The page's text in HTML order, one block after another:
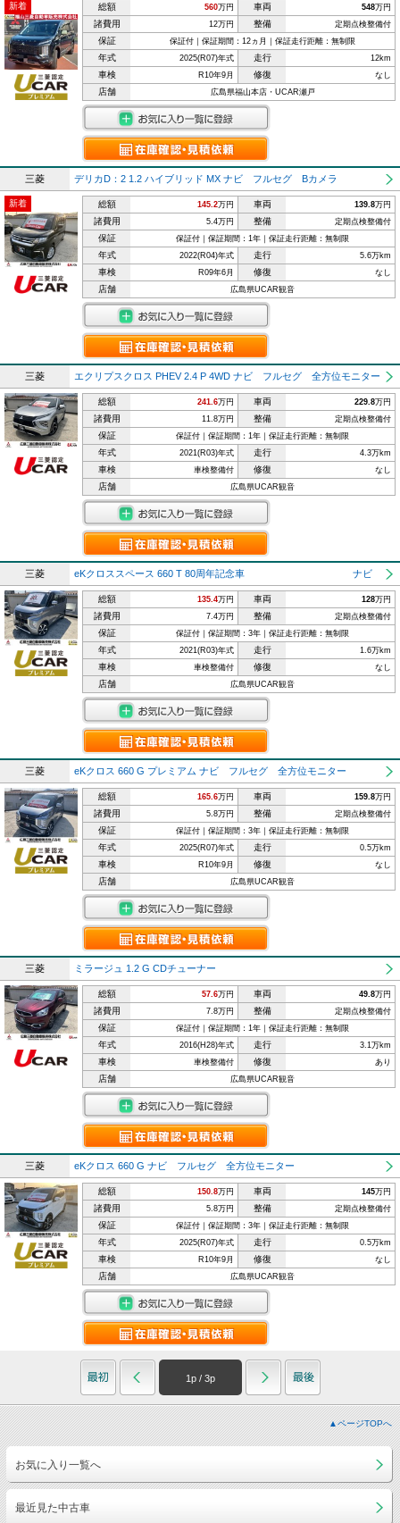
新着 総額 560万円 車両 548万円
諸費用 12万円 整備 定期点検整備付
保証 保証付｜保証期間：12ヵ月｜保証走行距離：無制限
年式 2025(R07)年式 走行 12km
車検 R10年9月 修復 なし
店舗 広島県福山本店・UCAR瀬戸
三菱 デリカD：2 1.2 ハイブリッド MX ナビ フルセグ Bカメラ
新着 総額 145.2万円 車両 139.8万円
諸費用 5.4万円 整備 定期点検整備付
保証 保証付｜保証期間：1年｜保証走行距離：無制限
年式 2022(R04)年式 走行 5.6万km
車検 R09年6月 修復 なし
店舗 広島県UCAR観音
三菱 エクリプスクロス PHEV 2.4 P 4WD ナビ フルセグ 全方位モニター
総額 241.6万円 車両 229.8万円
諸費用 11.8万円 整備 定期点検整備付
保証 保証付｜保証期間：1年｜保証走行距離：無制限
年式 2021(R03)年式 走行 4.3万km
車検 車検整備付 修復 なし
店舗 広島県UCAR観音
三菱 eKクロススペース 660 T 80周年記念車 ナビ
総額 135.4万円 車両 128万円
諸費用 7.4万円 整備 定期点検整備付
保証 保証付｜保証期間：3年｜保証走行距離：無制限
年式 2021(R03)年式 走行 1.6万km
車検 車検整備付 修復 なし
店舗 広島県UCAR観音
三菱 eKクロス 660 G プレミアム ナビ フルセグ 全方位モニター
総額 165.6万円 車両 159.8万円
諸費用 5.8万円 整備 定期点検整備付
保証 保証付｜保証期間：3年｜保証走行距離：無制限
年式 2025(R07)年式 走行 0.5万km
車検 R10年9月 修復 なし
店舗 広島県UCAR観音
三菱 ミラージュ 1.2 G CDチューナー
総額 57.6万円 車両 49.8万円
諸費用 7.8万円 整備 定期点検整備付
保証 保証付｜保証期間：1年｜保証走行距離：無制限
年式 2016(H28)年式 走行 3.1万km
車検 車検整備付 修復 あり
店舗 広島県UCAR観音
三菱 eKクロス 660 G ナビ フルセグ 全方位モニター
総額 150.8万円 車両 145万円
諸費用 5.8万円 整備 定期点検整備付
保証 保証付｜保証期間：3年｜保証走行距離：無制限
年式 2025(R07)年式 走行 0.5万km
車検 R10年9月 修復 なし
店舗 広島県UCAR観音
1p / 3p
▲ページTOPへ
お気に入り一覧へ
最近見た中古車